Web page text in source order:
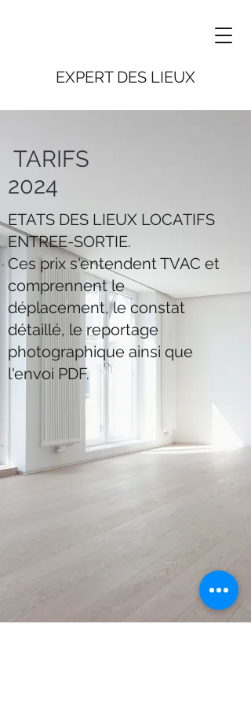
EXPERT DES LIEUX
TARIFS
2024
ETATS DES LIEUX LOCATIFS
ENTREE-SORTIE.
Ces prix s'entendent TVAC et
comprennent le
déplacement, le constat
détaillé, le reportage
photographique ainsi que
l'envoi PDF.